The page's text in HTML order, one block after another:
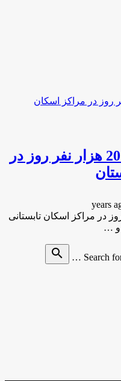
اسكان و پذيرش بيش از 20 هزار نفر روز در
از 20 هزار نفر روز در مراکز اسکان تابستانی
و …
Search
search